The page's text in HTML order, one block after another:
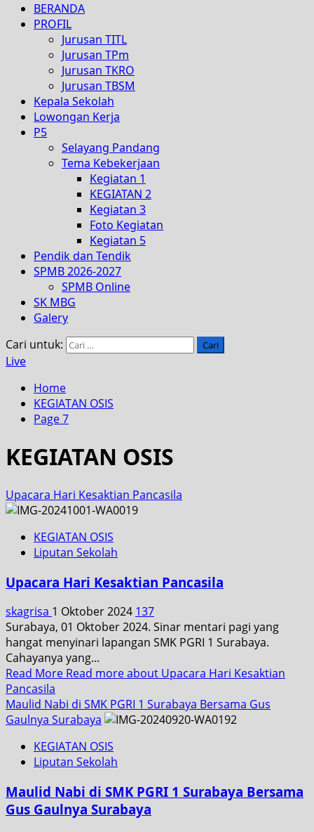
BERANDA
PROFIL
Jurusan TITL
Jurusan TPm
Jurusan TKRO
Jurusan TBSM
Kepala Sekolah
Lowongan Kerja
P5
Selayang Pandang
Tema Kebekerjaan
Kegiatan 1
KEGIATAN 2
Kegiatan 3
Foto Kegiatan
Kegiatan 5
Pendik dan Tendik
SPMB 2026-2027
SPMB Online
SK MBG
Galery
Cari untuk:
Live
Home
KEGIATAN OSIS
Page 7
KEGIATAN OSIS
Upacara Hari Kesaktian Pancasila
KEGIATAN OSIS
Liputan Sekolah
Upacara Hari Kesaktian Pancasila
skagrisa 1 Oktober 2024 137
Surabaya, 01 Oktober 2024. Sinar mentari pagi yang
hangat menyinari lapangan SMK PGRI 1 Surabaya.
Cahayanya yang...
Read More Read more about Upacara Hari Kesaktian
Pancasila
Maulid Nabi di SMK PGRI 1 Surabaya Bersama Gus
Gaulnya Surabaya
KEGIATAN OSIS
Liputan Sekolah
Maulid Nabi di SMK PGRI 1 Surabaya Bersama
Gus Gaulnya Surabaya